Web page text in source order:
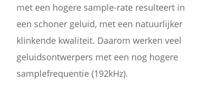
met een hogere sample-rate resulteert in
een schoner geluid, met een natuurlijker
klinkende kwaliteit. Daarom werken veel
geluidsontwerpers met een nog hogere
samplefrequentie (192kHz).